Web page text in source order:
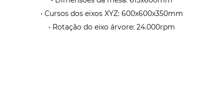
• Cursos dos eixos XYZ: 600x600x350mm
• Rotação do eixo árvore: 24.000rpm